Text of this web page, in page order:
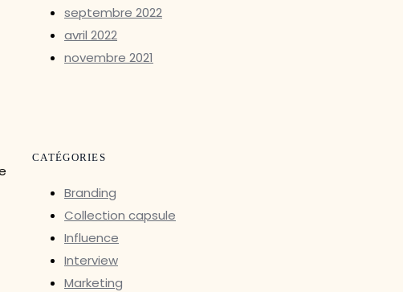
septembre 2022
avril 2022
novembre 2021
CATÉGORIES
Branding
Collection capsule
Influence
Interview
Marketing